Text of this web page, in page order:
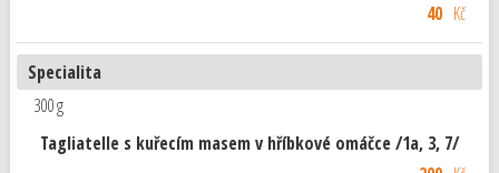
40Kč
Specialita
300 g
Tagliatelle s kuřecím masem v hříbkové omáčce /1a, 3, 7/